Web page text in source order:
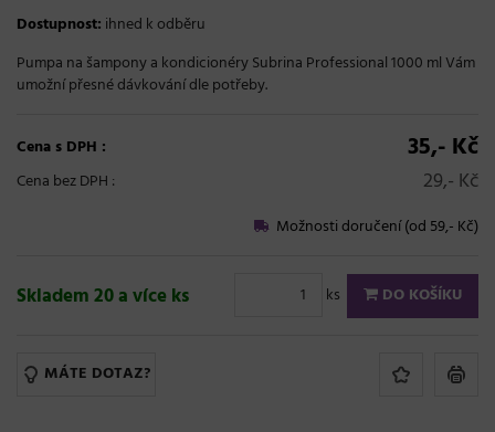
Dostupnost: ihned k odběru
Pumpa na šampony a kondicionéry Subrina Professional 1000 ml Vám
umožní přesné dávkování dle potřeby.
Cena s DPH : 35,- Kč
Cena bez DPH : 29,- Kč
Možnosti doručení (od 59,- Kč)
Skladem 20 a více ks ks DO KOŠÍKU
MÁTE DOTAZ?